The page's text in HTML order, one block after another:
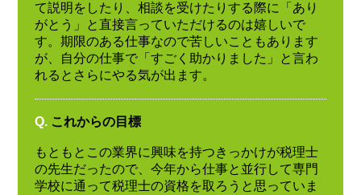
て説明をしたり、相談を受けたりする際に「あり
がとう」と直接言っていただけるのは嬉しいで
す。期限のある仕事なので苦しいこともあります
が、自分の仕事で「すごく助かりました」と言わ
れるとさらにやる気が出ます。
Q. これからの目標
もともとこの業界に興味を持つきっかけが税理士
の先生だったので、今年から仕事と並行して専門
学校に通って税理士の資格を取ろうと思っていま